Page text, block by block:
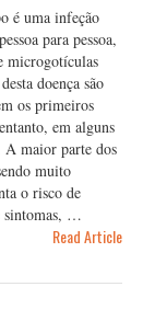
é uma infeção
para pessoa,
microgotículas
doença são
os primeiros
em alguns
A maior parte dos
muito
o risco de
sintomas, …
Read Article